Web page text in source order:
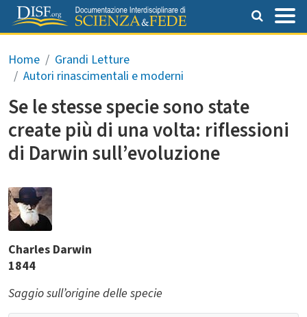
Salta al contenuto principale
Briciole di pane
Home
Grandi Letture
Autori rinascimentali e moderni
Se le stesse specie sono state
create più di una volta: riflessioni
di Darwin sull’evoluzione
Charles Darwin
1844
Saggio sull’origine delle specie